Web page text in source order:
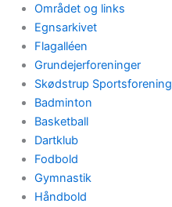
Området og links
Egnsarkivet
Flagalléen
Grundejerforeninger
Skødstrup Sportsforening
Badminton
Basketball
Dartklub
Fodbold
Gymnastik
Håndbold